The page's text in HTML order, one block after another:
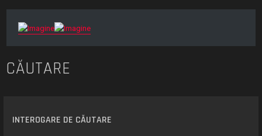
CĂUTARE
INTEROGARE DE CĂUTARE